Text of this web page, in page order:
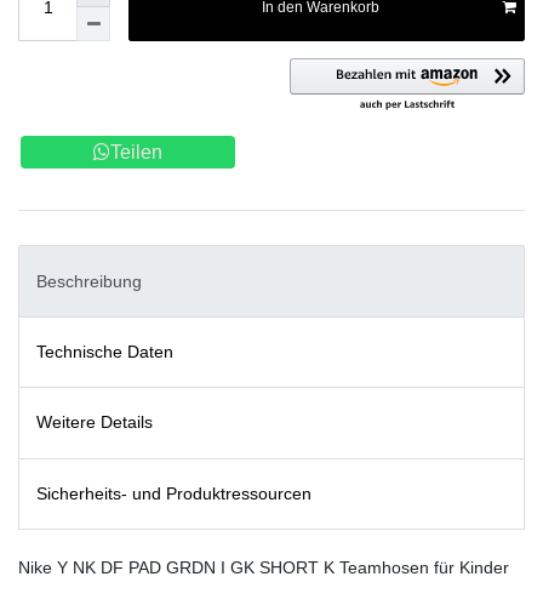
In den Warenkorb
Teilen
Beschreibung
Technische Daten
Weitere Details
Sicherheits- und Produktressourcen
Nike Y NK DF PAD GRDN I GK SHORT K Teamhosen für Kinder